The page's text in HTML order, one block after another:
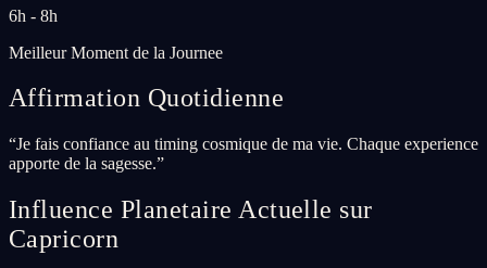
6h - 8h
Meilleur Moment de la Journee
Affirmation Quotidienne
“Je fais confiance au timing cosmique de ma vie. Chaque experience
apporte de la sagesse.”
Influence Planetaire Actuelle sur
Capricorn